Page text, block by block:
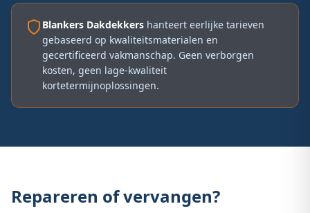
Blankers Dakdekkers hanteert eerlijke tarieven
gebaseerd op kwaliteitsmaterialen en
gecertificeerd vakmanschap. Geen verborgen
kosten, geen lage-kwaliteit
kortetermijnoplossingen.
Repareren of vervangen?